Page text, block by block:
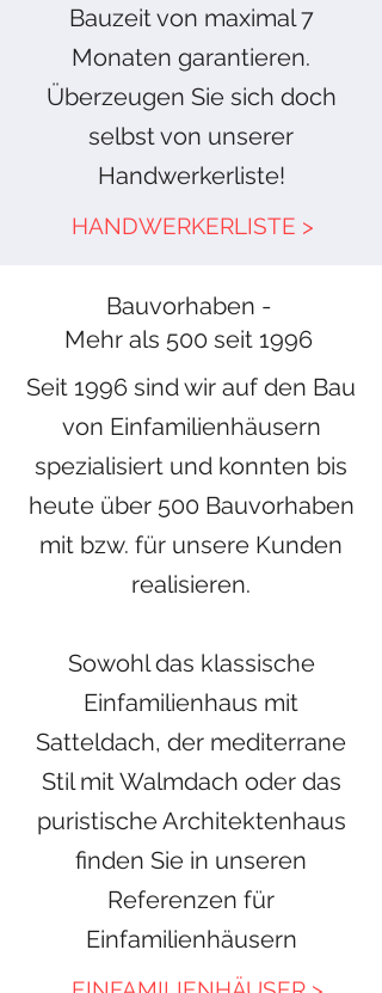
Bauzeit von maximal 7
Monaten garantieren.
Überzeugen Sie sich doch
selbst von unserer
Handwerkerliste!
HANDWERKERLISTE >
Bauvorhaben -
Mehr als 500 seit 1996
Seit 1996 sind wir auf den Bau
von Einfamilienhäusern
spezialisiert und konnten bis
heute über 500 Bauvorhaben
mit bzw. für unsere Kunden
realisieren.
Sowohl das klassische
Einfamilienhaus mit
Satteldach, der mediterrane
Stil mit Walmdach oder das
puristische Architektenhaus
finden Sie in unseren
Referenzen für
Einfamilienhäusern